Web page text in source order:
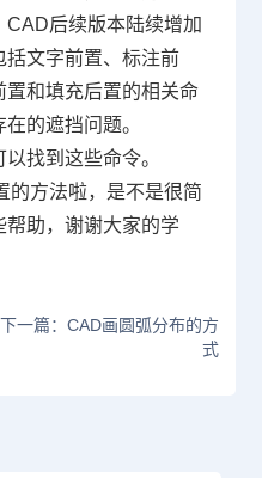
CAD后续版本陆续增加
括文字前置、标注前
和填充后置的相关命
的遮挡问题。
找到这些命令。
的方法啦，是不是很简
助，谢谢大家的学
下一篇：CAD画圆弧分布的方
式